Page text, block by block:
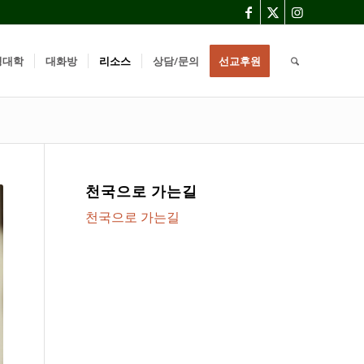
학 대화방 리소스 상담/문의 선교후원
천국으로 가는길
천국으로 가는길